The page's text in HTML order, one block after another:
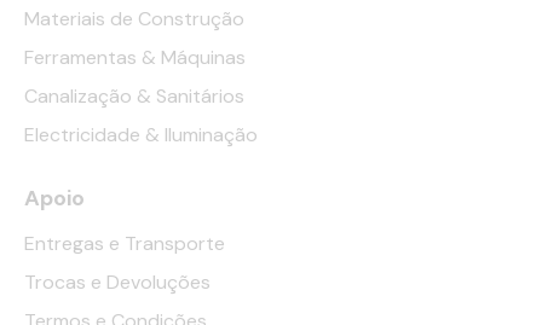
Materiais de Construção
Ferramentas & Máquinas
Canalização & Sanitários
Electricidade & Iluminação
Apoio
Entregas e Transporte
Trocas e Devoluções